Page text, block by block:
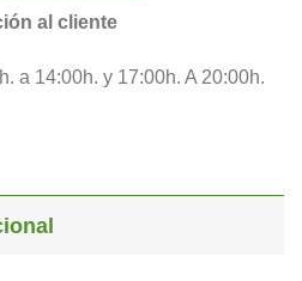
al cliente
a 14:00h. y 17:00h. A 20:00h.